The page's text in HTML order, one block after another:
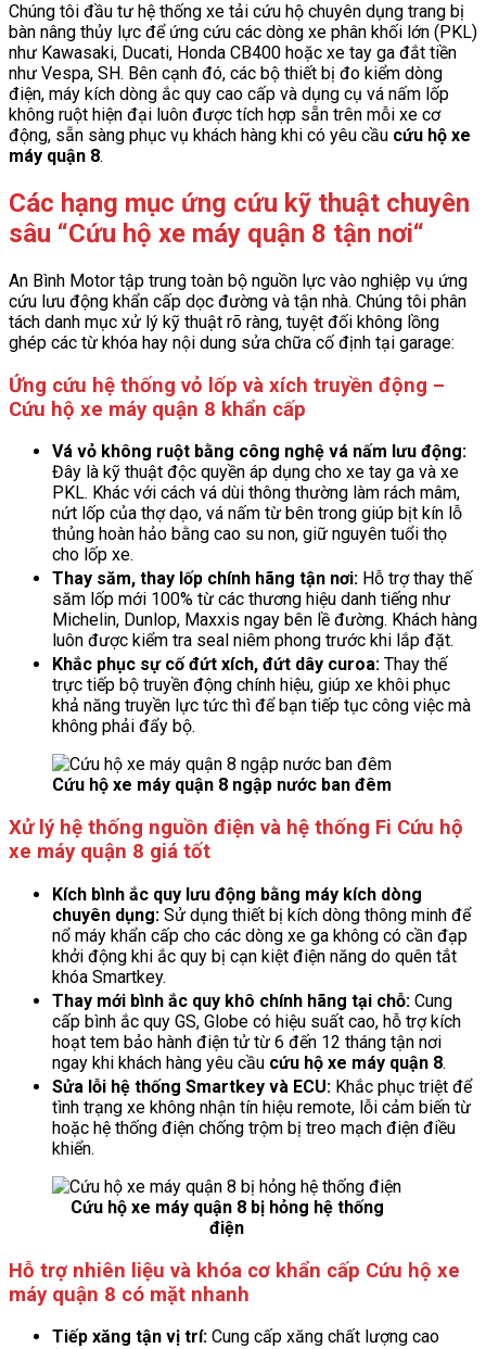
Chúng tôi đầu tư hệ thống xe tải cứu hộ chuyên dụng trang bị
bàn nâng thủy lực để ứng cứu các dòng xe phân khối lớn (PKL)
như Kawasaki, Ducati, Honda CB400 hoặc xe tay ga đắt tiền
như Vespa, SH. Bên cạnh đó, các bộ thiết bị đo kiểm dòng
điện, máy kích dòng ắc quy cao cấp và dụng cụ vá nấm lốp
không ruột hiện đại luôn được tích hợp sẵn trên mỗi xe cơ
động, sẵn sàng phục vụ khách hàng khi có yêu cầu cứu hộ xe
máy quận 8.
Các hạng mục ứng cứu kỹ thuật chuyên
sâu “Cứu hộ xe máy quận 8 tận nơi“
An Bình Motor tập trung toàn bộ nguồn lực vào nghiệp vụ ứng
cứu lưu động khẩn cấp dọc đường và tận nhà. Chúng tôi phân
tách danh mục xử lý kỹ thuật rõ ràng, tuyệt đối không lồng
ghép các từ khóa hay nội dung sửa chữa cố định tại garage:
Ứng cứu hệ thống vỏ lốp và xích truyền động –
Cứu hộ xe máy quận 8 khẩn cấp
Vá vỏ không ruột bằng công nghệ vá nấm lưu động:
Đây là kỹ thuật độc quyền áp dụng cho xe tay ga và xe
PKL. Khác với cách vá dùi thông thường làm rách mâm,
nứt lốp của thợ dạo, vá nấm từ bên trong giúp bịt kín lỗ
thủng hoàn hảo bằng cao su non, giữ nguyên tuổi thọ
cho lốp xe.
Thay săm, thay lốp chính hãng tận nơi: Hỗ trợ thay thế
săm lốp mới 100% từ các thương hiệu danh tiếng như
Michelin, Dunlop, Maxxis ngay bên lề đường. Khách hàng
luôn được kiểm tra seal niêm phong trước khi lắp đặt.
Khắc phục sự cố đứt xích, đứt dây curoa: Thay thế
trực tiếp bộ truyền động chính hiệu, giúp xe khôi phục
khả năng truyền lực tức thì để bạn tiếp tục công việc mà
không phải đẩy bộ.
Cứu hộ xe máy quận 8 ngập nước ban đêm
Xử lý hệ thống nguồn điện và hệ thống Fi Cứu hộ
xe máy quận 8 giá tốt
Kích bình ắc quy lưu động bằng máy kích dòng
chuyên dụng: Sử dụng thiết bị kích dòng thông minh để
nổ máy khẩn cấp cho các dòng xe ga không có cần đạp
khởi động khi ắc quy bị cạn kiệt điện năng do quên tắt
khóa Smartkey.
Thay mới bình ắc quy khô chính hãng tại chỗ: Cung
cấp bình ắc quy GS, Globe có hiệu suất cao, hỗ trợ kích
hoạt tem bảo hành điện tử từ 6 đến 12 tháng tận nơi
ngay khi khách hàng yêu cầu cứu hộ xe máy quận 8.
Sửa lỗi hệ thống Smartkey và ECU: Khắc phục triệt để
tình trạng xe không nhận tín hiệu remote, lỗi cảm biến từ
hoặc hệ thống điện chống trộm bị treo mạch điện điều
khiển.
Cứu hộ xe máy quận 8 bị hỏng hệ thống
điện
Hỗ trợ nhiên liệu và khóa cơ khẩn cấp Cứu hộ xe
máy quận 8 có mặt nhanh
Tiếp xăng tận vị trí: Cung cấp xăng chất lượng cao